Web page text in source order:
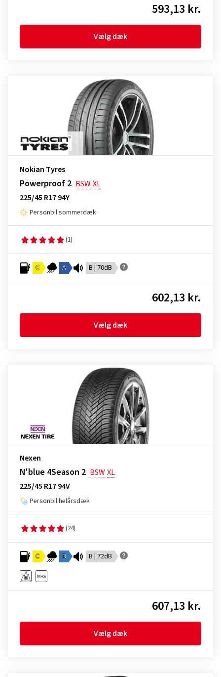
593,13 kr.
Vælg dæk
Nokian Tyres
Powerproof 2 BSWXL
225/45 R17 94Y
Personbil sommerdæk
(1)
C A B | 70dB
602,13 kr.
Vælg dæk
Nexen
N'blue 4Season 2 BSWXL
225/45 R17 94V
Personbil helårsdæk
(24)
C B B | 72dB
607,13 kr.
Vælg dæk